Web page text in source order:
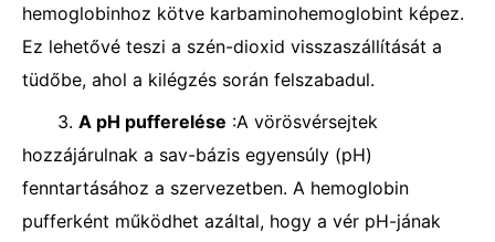
hemoglobinhoz kötve karbaminohemoglobint képez.
Ez lehetővé teszi a szén-dioxid visszaszállítását a
tüdőbe, ahol a kilégzés során felszabadul.
3. A pH pufferelése :A vörösvérsejtek
hozzájárulnak a sav-bázis egyensúly (pH)
fenntartásához a szervezetben. A hemoglobin
pufferként működhet azáltal, hogy a vér pH-jának